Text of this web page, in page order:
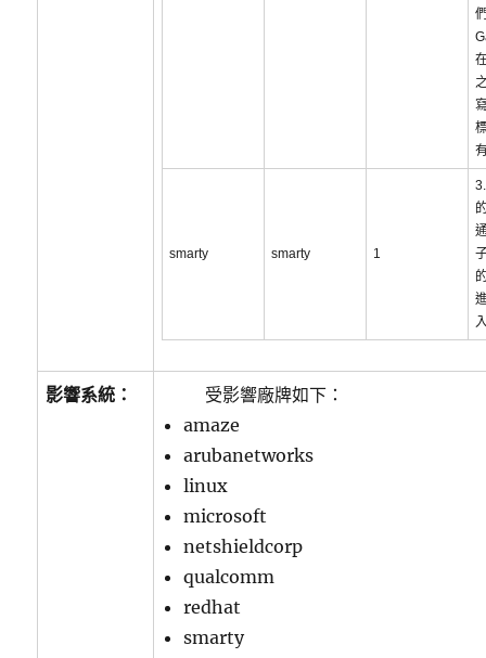
smarty smarty 1
影響系統：
受影響廠牌如下：
amaze
arubanetworks
linux
microsoft
netshieldcorp
qualcomm
redhat
smarty